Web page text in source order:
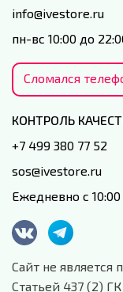
info@ivestore.ru
пн-вс 10:00 до
Сломался
КОНТРОЛЬ
+7 499 380 77 52
sos@ivestore.ru
Ежедневно с 10:00
Сайт не является
Статьей 437 (2)